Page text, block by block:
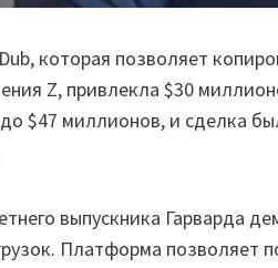
которая позволяет
Z, привлекла $30
$47 миллионов, и сделка
выпускника Гарварда
Платформа позволяет